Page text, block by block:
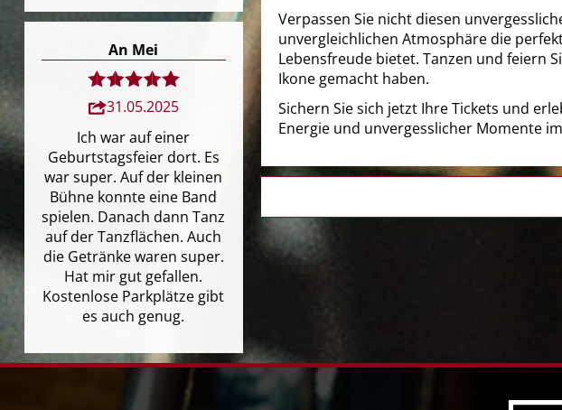
Verpassen Sie nicht diesen
unvergleichlichen Atmosphäre die
Lebensfreude bietet. Tanzen und feiern
Ikone gemacht haben.
Sichern Sie sich jetzt Ihre Tickets und
Energie und unvergesslicher Momente im
An Mei
31.05.2025
Ich war auf einer
Geburtstagsfeier dort. Es
war super. Auf der kleinen
Bühne konnte eine Band
spielen. Danach dann Tanz
auf der Tanzflächen. Auch
die Getränke waren super.
Hat mir gut gefallen.
Kostenlose Parkplätze gibt
es auch genug.